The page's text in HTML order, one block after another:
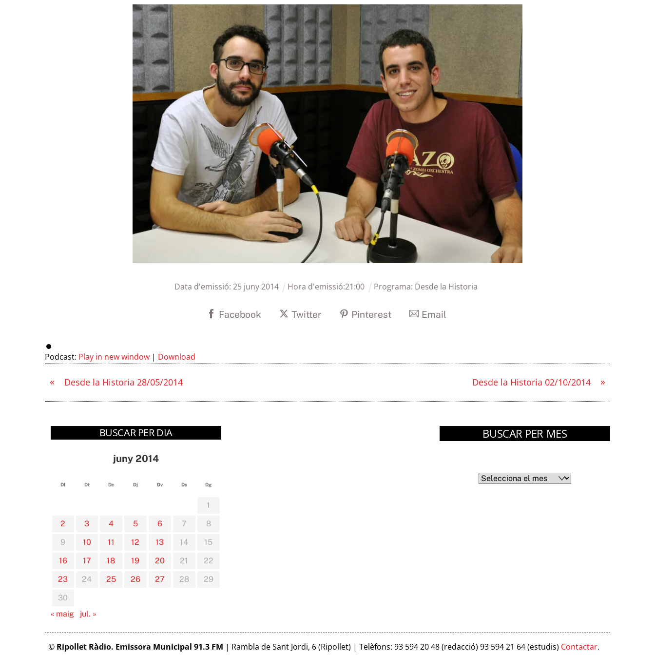
Data d'emissió: 25 juny 2014 Hora d'emissió:21:00 Programa: Desde la Historia
Facebook Twitter Pinterest Email
Podcast: Play in new window | Download
« Desde la Historia 28/05/2014 »
Desde la Historia 02/10/2014
BUSCAR PER DIA
juny 2014
Dl Dt Dc Dj Dv Ds Dg
1
2
3 4 5 6 7
8
9
10 11 12 13 14
15
16
17 18 19 20 21
22
23
24 25 26 27 28
29
30
« maig
jul. »
BUSCAR PER MES
Arxius
© Ripollet Ràdio. Emissora Municipal 91.3 FM | Rambla de Sant Jordi, 6 (Ripollet) | Telèfons: 93 594 20 48 (redacció) 93 594 21 64 (estudis) Contactar.